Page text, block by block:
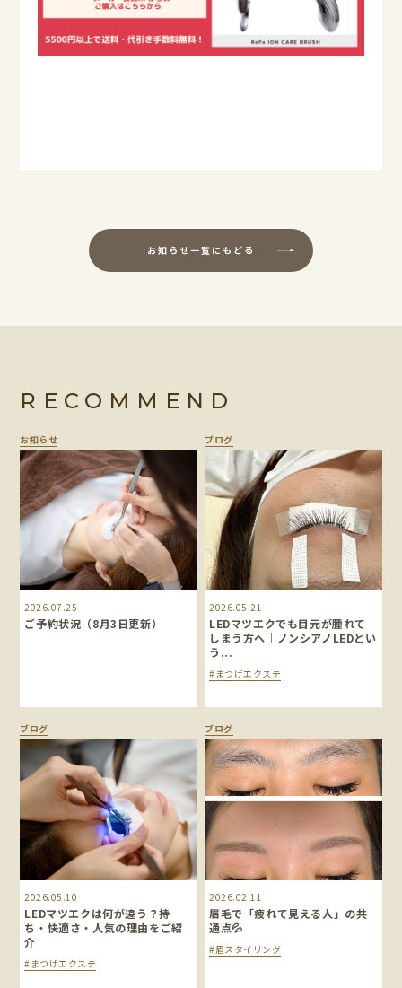
お知らせ一覧にもどる
RECOMMEND
2026.07.25
ご予約状況（8月3日更新）
お知らせ
2026.05.21
LEDマツエクでも目元が腫れて
しまう方へ｜ノンシアノLEDとい
う...
#まつげエクステ
ブログ
2026.05.10
LEDマツエクは何が違う？持
ち・快適さ・人気の理由をご紹
介
#まつげエクステ
ブログ
2026.02.11
眉毛で「疲れて見える人」の共
通点💦
#眉スタイリング
ブログ